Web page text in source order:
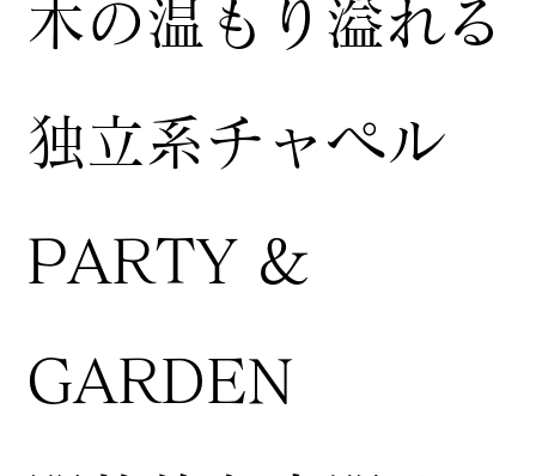
木の温もり溢れる
独立系チャペル
PARTY &
GARDEN